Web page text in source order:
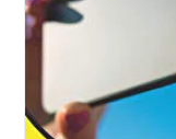
Profi-
Tipps